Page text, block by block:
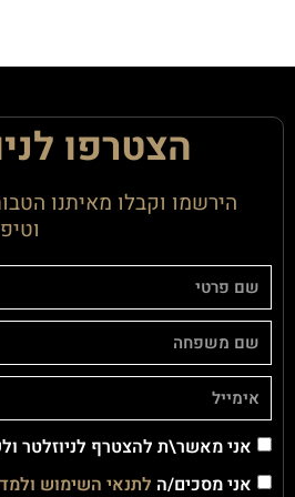
הצטרפו
הירשמו וקבלו מאיתנו
אני מאשר\ת להצטרף לניוזלטר
אני מסכים/ה לתנאי השימוש